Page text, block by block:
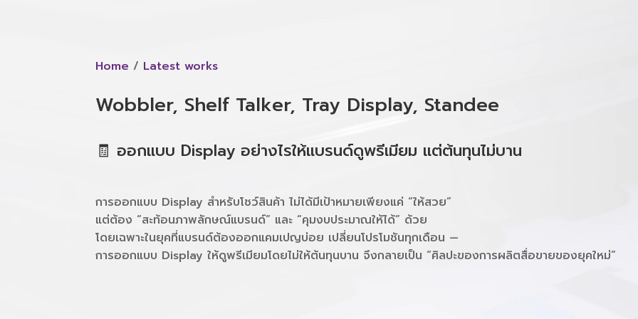
Home / Latest works
Wobbler, Shelf Talker, Tray Display, Standee
🧾 ออกแบบ Display อย่างไรให้แบรนด์ดูพรีเมียม แต่ต้นทุนไม่บาน
การออกแบบ Display สำหรับโชว์สินค้า ไม่ได้มีเป้าหมายเพียงแค่ “ให้สวย”
แต่ต้อง “สะท้อนภาพลักษณ์แบรนด์” และ “คุมงบประมาณให้ได้” ด้วย
โดยเฉพาะในยุคที่แบรนด์ต้องออกแคมเปญบ่อย เปลี่ยนโปรโมชันทุกเดือน —
การออกแบบ Display ให้ดูพรีเมียมโดยไม่ให้ต้นทุนบาน จึงกลายเป็น “ศิลปะของการผลิตสื่อขายของยุคใหม่”